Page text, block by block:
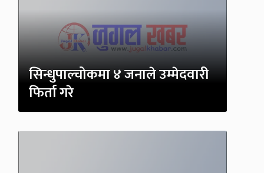
सिन्धुपाल्चोकमा ४ जनाले उम्मेदवारी
फिर्ता गरे